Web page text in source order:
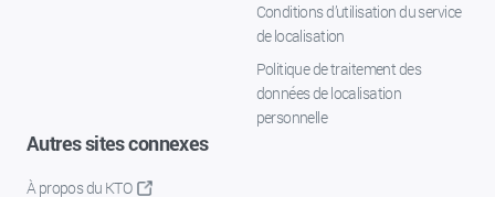
Conditions d’utilisation du service
de localisation
Politique de traitement des
données de localisation
personnelle
Autres sites connexes
À propos du KTO